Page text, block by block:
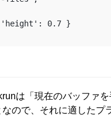
は「現在のバッファ
ので、それに適したプ